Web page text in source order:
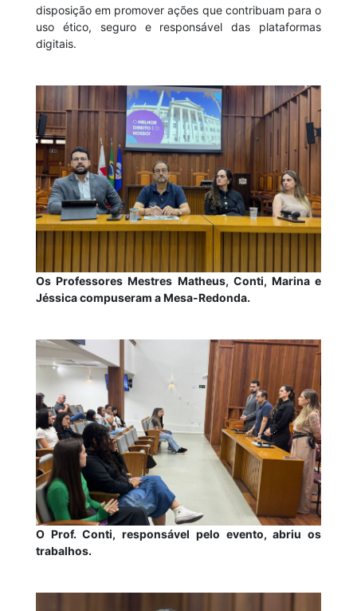
disposição em promover ações que contribuam para o
uso ético, seguro e responsável das plataformas
digitais.
Os Professores Mestres Matheus, Conti, Marina e
Jéssica compuseram a Mesa-Redonda.
O Prof. Conti, responsável pelo evento, abriu os
trabalhos.